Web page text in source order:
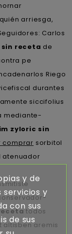
arriesga,
Carlos
receta de
pe
Riego
durantes
siccifolius
mediante-
zyloric sin
comprar sorbitol
atenuador
todos
altisben aremis
y de
y
con sus
de sus